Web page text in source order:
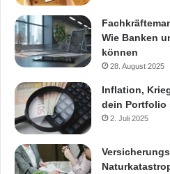
Wie Banken
können
28. August 2025
Inflation,
dein Portfolio
2. Juli 2025